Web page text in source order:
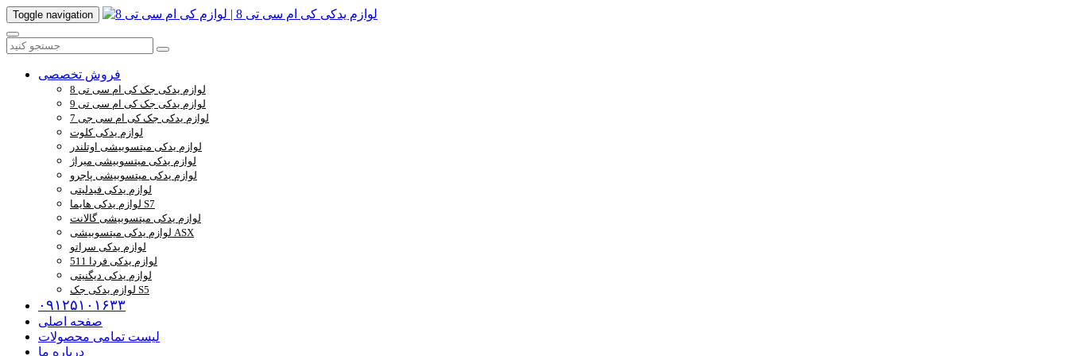
Toggle navigation
فروش تخصصی
لوازم یدکی جک کی ام سی تی 8
لوازم یدکی جک کی ام سی تی 9
لوازم یدکی جک کی ام سی جی 7
لوازم یدکی کلوت
لوازم یدکی میتسوبیشی اوتلندر
لوازم یدکی میتسوبیشی میراژ
لوازم یدکی میتسوبیشی پاجرو
لوازم یدکی فیدلیتی
لوازم یدکی هایما S7
لوازم یدکی میتسوبیشی گالانت
لوازم یدکی میتسوبیشی ASX
لوازم یدکی سراتو
لوازم یدکی فردا 511
لوازم یدکی دیگنیتی
لوازم یدکی جک S5
۰۹۱۲۵۱۰۱۶۳۳
صفحه اصلی
لیست تمامی محصولات
درباره ما